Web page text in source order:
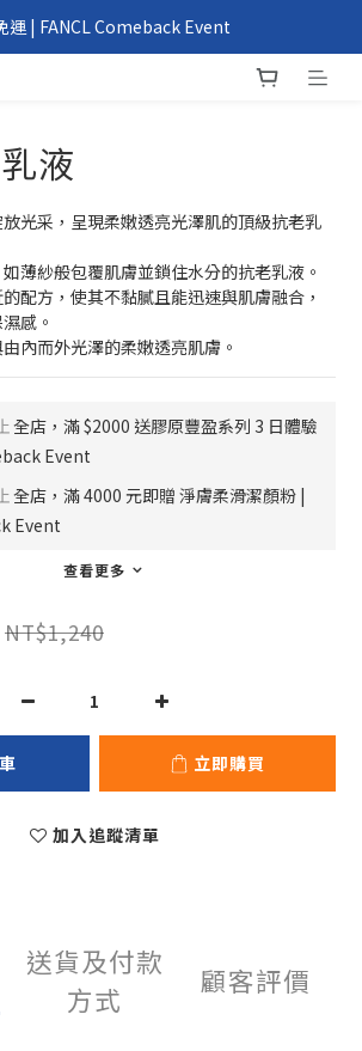
來了！6/1 FANCL 正式重返台灣
運 | FANCL Comeback Event
元即享好禮 | FANCL Comeback Event
液
光采，呈現柔嫩透亮光澤肌的頂級抗老乳
如薄紗般包覆肌膚並鎖住水分的抗老乳液。
配方，使其不黏膩且能迅速與肌膚融合，
感。
內而外光澤的柔嫩透亮肌膚。
全店，滿 $2000 送膠原豐盈系列 3 日體驗
Event
全店，滿 4000 元即贈 淨膚柔滑潔顏粉 |
Event
查看更多
NT$1,240
立即購買
加入追蹤清單
送貨及付款
方式
顧客評價